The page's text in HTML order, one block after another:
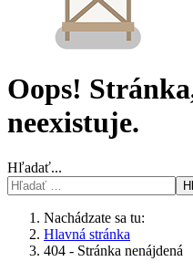
Oops!
neexistuje.
Hľadať...
Nachádzate sa tu:
Hlavná stránka
404 - Stránka nenájdená